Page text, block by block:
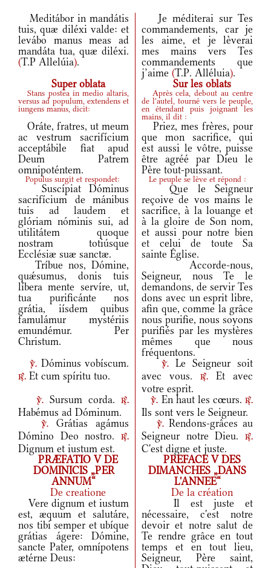
Meditábor in mandátis
tuis, quæ diléxi valde: et
levábo manus meas ad
mandáta tua, quæ diléxi.
(T.P Allelúia).
Je méditerai sur Tes
commandements, car je
les aime, et je lèverai
mes mains vers Tes
commandements que
j’aime (T.P. Alléluia).
Super oblata
Sur les oblats
Stans postea in medio altaris,
versus ad populum, extendens et
iungens manus, dicit:
Après cela, debout au centre
de l'autel, tourné vers le peuple,
en étendant puis joignant les
mains, il dit :
Oráte, fratres, ut meum
ac vestrum sacrifícium
acceptábile fiat apud
Deum Patrem
omnipoténtem.
Priez, mes frères, pour
que mon sacrifice, qui
est aussi le vôtre, puisse
être agréé par Dieu le
Père tout-puissant.
Populus surgit et respondet: Le peuple se lève et répond :
Suscípiat Dóminus
sacrifícium de mánibus
tuis ad laudem et
glóriam nóminis sui, ad
utilitátem quoque
nostram totiúsque
Ecclésiæ suæ sanctæ.
Que le Seigneur
reçoive de vos mains le
sacrifice, à la louange et
à la gloire de Son nom,
et aussi pour notre bien
et celui de toute Sa
sainte Église.
Tríbue nos, Dómine,
quǽsumus, donis tuis
líbera mente servíre, ut,
tua purificánte nos
grátia, iísdem quibus
famulámur mystériis
emundémur. Per
Christum.
Accorde-nous,
Seigneur, nous Te le
demandons, de servir Tes
dons avec un esprit libre,
afin que, comme la grâce
nous purifie, nous soyons
purifiés par les mystères
mêmes que nous
fréquentons.
v. Dóminus vobíscum.
r. Et cum spíritu tuo.
v.
Le Seigneur soit
avec vous.
r.
Et avec
votre esprit.
v. Sursum corda. r.
Habémus ad Dóminum.
v. En haut les cœurs. r.
Ils sont vers le Seigneur.
v.
Grátias agámus
Dómino Deo nostro.
r.
Dignum et iustum est.
v.Rendons-grâces au
Seigneur notre Dieu.
r.
C'est digne et juste.
PRÆFATIO V DE
DOMINICIS „PER
ANNUM“
PREFACE V DES
DIMANCHES „DANS
L'ANNEE“
De creatione
De la création
Vere dignum et iustum
est, æquum et salutáre,
nos tibi semper et ubíque
grátias ágere: Dómine,
sancte Pater, omnípotens
ætérne Deus:
Il est juste et
nécessaire, c'est notre
devoir et notre salut de
Te rendre grâce en tout
temps et en tout lieu,
Seigneur, Père saint,